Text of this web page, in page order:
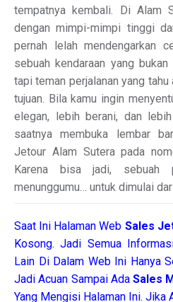
tempatnya kembali. Di Alam
dengan mimpi-mimpi tinggi
pernah lelah mendengarkan
sebuah kendaraan yang
tapi teman perjalanan yang tahu
tujuan. Bila kamu ingin
elegan, lebih berani, dan
saatnya membuka lembar
Jetour Alam Sutera pada
Karena bisa jadi, sebuah
menunggumu… untuk dimulai
Saat Ini Halaman Web Sales
Kosong. Jadi Semua
Lain Di Dalam Web Ini Hanya
Jadi Acuan Sampai Ada Sales
Yang Mengisi Halaman Ini. Jika